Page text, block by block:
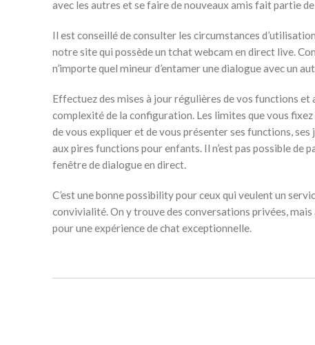
avec les autres et se faire de nouveaux amis fait partie
Il est conseillé de consulter les circumstances
notre site qui possède un tchat webcam en direct live.
n’importe quel mineur d’entamer une dialogue avec un
Effectuez des mises à jour régulières de vos functions
complexité de la configuration. Les limites que vous
de vous expliquer et de vous présenter ses functions,
aux pires functions pour enfants. Il n’est pas possible de
fenêtre de dialogue en direct.
C’est une bonne possibility pour ceux qui veulent un
convivialité. On y trouve des conversations privées,
pour une expérience de chat exceptionnelle.